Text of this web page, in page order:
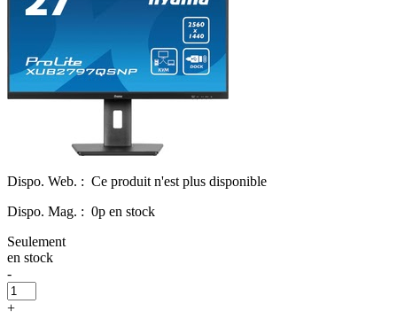
Dispo. Web. : Ce produit n'est plus disponible
Dispo. Mag. : 0p en stock
Seulement
en stock
-
+